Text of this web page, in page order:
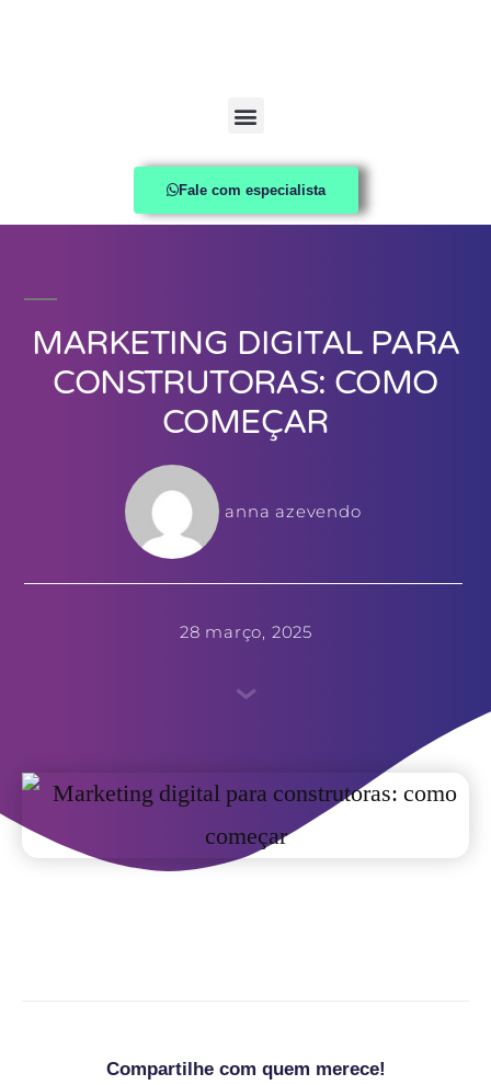
Fale com especialista
MARKETING DIGITAL PARA
CONSTRUTORAS: COMO
COMEÇAR
anna azevendo
28 março, 2025
Compartilhe com quem merece!